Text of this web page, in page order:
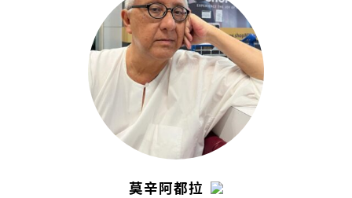
莫辛阿都拉